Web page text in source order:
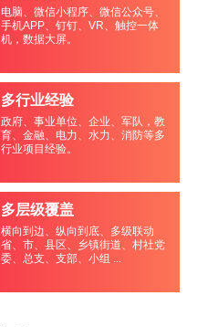
电脑、微信小程序、微信公众号、
手机APP、钉钉、VR、触控一体
机，数据大屏。
多行业经验
政府、事业单位、企业、军队，教
育、金融、电力、水力、消防等多
行业项目经验。
多层级覆盖
横向到边、纵向到底、多级联动
省、市、县区、乡镇街道、村社党
委、总支、支部、小组 ...